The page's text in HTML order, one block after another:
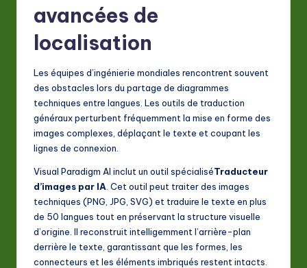
avancées de
localisation
Les équipes d’ingénierie mondiales rencontrent souvent
des obstacles lors du partage de diagrammes
techniques entre langues. Les outils de traduction
généraux perturbent fréquemment la mise en forme des
images complexes, déplaçant le texte et coupant les
lignes de connexion.
Visual Paradigm AI inclut un outil spécialiséTraducteur
d’images par IA . Cet outil peut traiter des images
techniques (PNG, JPG, SVG) et traduire le texte en plus
de 50 langues tout en préservant la structure visuelle
d’origine. Il reconstruit intelligemment l’arrière-plan
derrière le texte, garantissant que les formes, les
connecteurs et les éléments imbriqués restent intacts.